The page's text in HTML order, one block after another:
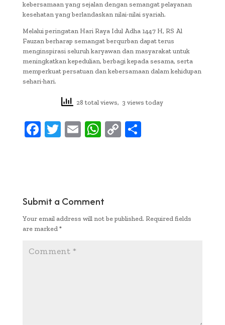
kebersamaan yang sejalan dengan semangat pelayanan
kesehatan yang berlandaskan nilai-nilai syariah.
Melalui peringatan Hari Raya Idul Adha 1447 H, RS Al
Fauzan berharap semangat berqurban dapat terus
menginspirasi seluruh karyawan dan masyarakat untuk
meningkatkan kepedulian, berbagi kepada sesama, serta
memperkuat persatuan dan kebersamaan dalam kehidupan
sehari-hari.
28 total views, 3 views today
F
oo
k
T
r
E
W
A
p
p
C
k
Submit a Comment
Your email address will not be published. Required fields
are marked *